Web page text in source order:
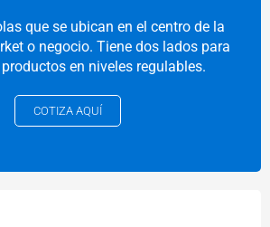
que se ubican en el centro de la
o negocio. Tiene dos lados para
en niveles regulables.
COTIZA AQUÍ